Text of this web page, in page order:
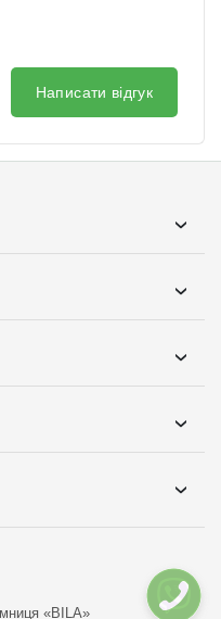
Написати відгук
«BILA»